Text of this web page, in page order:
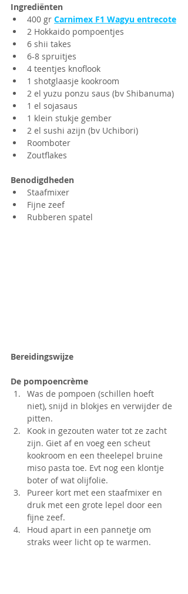
Ingrediënten
400 gr Carnimex F1 Wagyu entrecote
2 Hokkaido pompoentjes
6 shii takes
6-8 spruitjes
4 teentjes knoflook
1 shotglaasje kookroom
2 el yuzu ponzu saus (bv Shibanuma)
1 el sojasaus
1 klein stukje gember
2 el sushi azijn (bv Uchibori)
Roomboter
Zoutflakes
Benodigdheden
Staafmixer
Fijne zeef
Rubberen spatel
Bereidingswijze
De pompoencrème
Was de pompoen (schillen hoeft
niet), snijd in blokjes en verwijder de
pitten.
Kook in gezouten water tot ze zacht
zijn. Giet af en voeg een scheut
kookroom en een theelepel bruine
miso pasta toe. Evt nog een klontje
boter of wat olijfolie.
Pureer kort met een staafmixer en
druk met een grote lepel door een
fijne zeef.
Houd apart in een pannetje om
straks weer licht op te warmen.